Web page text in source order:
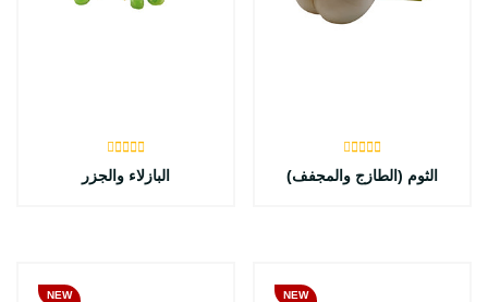
الثوم (الطازج والمجفف) البازلاء والجزر
NEW
NEW